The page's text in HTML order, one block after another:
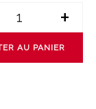
+
AU PANIER